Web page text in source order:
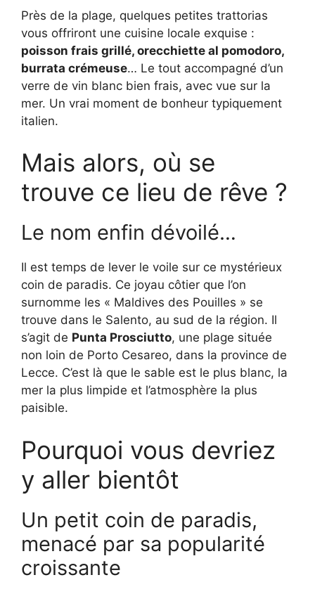
Près de la plage, quelques petites trattorias
vous offriront une cuisine locale exquise :
poisson frais grillé, orecchiette al pomodoro,
burrata crémeuse… Le tout accompagné d’un
verre de vin blanc bien frais, avec vue sur la
mer. Un vrai moment de bonheur typiquement
italien.
Mais alors, où se
trouve ce lieu de rêve ?
Le nom enfin dévoilé…
Il est temps de lever le voile sur ce mystérieux
coin de paradis. Ce joyau côtier que l’on
surnomme les « Maldives des Pouilles » se
trouve dans le Salento, au sud de la région. Il
s’agit de Punta Prosciutto, une plage située
non loin de Porto Cesareo, dans la province de
Lecce. C’est là que le sable est le plus blanc, la
mer la plus limpide et l’atmosphère la plus
paisible.
Pourquoi vous devriez
y aller bientôt
Un petit coin de paradis,
menacé par sa popularité
croissante